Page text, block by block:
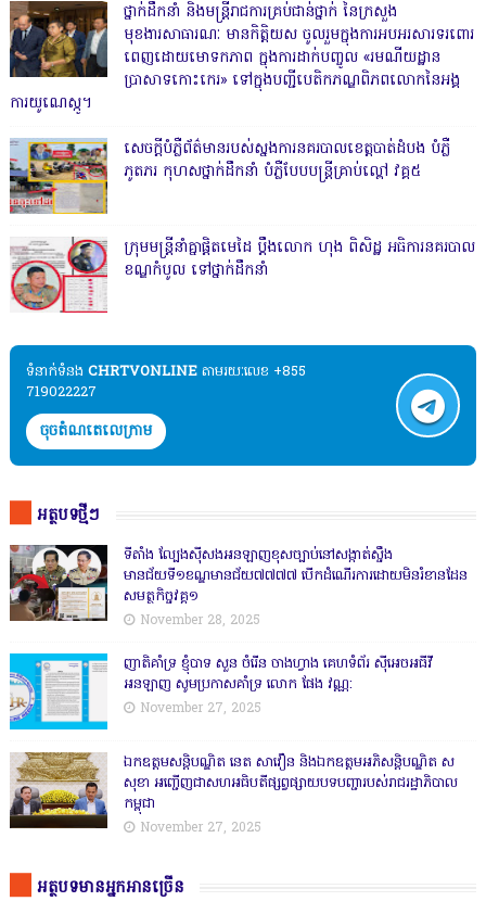
ថ្នាក់ដឹកនាំ និងមន្ត្រីរាជការគ្រប់ជាន់ថ្នាក់ នៃក្រសួង
មុខងារសាធារណៈ មានកិត្តិយស ចូលរួមក្នុងការអបអរសារទរពោរ
ពេញដោយមោទកភាព ក្នុងការដាក់បញ្ចូល «រមណីយដ្ឋាន
ប្រាសាទកោះកេរ» ទៅក្នុងបញ្ជីបេតិកភណ្ឌពិភពលោកនៃអង្គ
ការយូណេស្កូ។
សេចក្តីបំភ្លឺព័ត៌មានរបស់ស្នងការនគរបាលខេត្តបាត់ដំបង បំភ្លឺ
ភូតភរ កុហសថ្នាក់ដឹកនាំ បំភ្លឺបែបបន្ត្រីគ្រាប់ល្ពៅ វគ្គ៥
ក្រុមមន្ត្រីនាំគ្នាផ្ដិតមេដៃ ប្ដឹងលោក ហុង ពិសិដ្ឋ អធិការនគរបាល
ខណ្ឌកំបូល ទៅថ្នាក់ដឹកនាំ
ទំនាក់ទំនង​​ CHRTVONLINE តាមរយៈលេខ +855
719022227
ចុចតំណតេលេក្រាម
អត្ថបទថ្មីៗ
ទីតាំង ល្បែងស៊ីសងអនឡាញខុសច្បាប់នៅសង្កាត់សឹ្ចង
មានជ័យទី១ខណ្ឌមានជ័យ៧៧៧៧ បើកដំណើរការដោយមិនរំខានដែន
សមត្ថកិច្ចវគ្គ១
November 28, 2025
ញាតិគាំទ្រ ខ្ញុំបាទ សួន ចំរើន ចាងហ្វាង គេហទំព័រ ស៊ីអេចអធីវី
អនឡាញ សូមប្រកាសគាំទ្រ លោក ផែង វណ្ណ:
November 27, 2025
ឯកឧត្តមសន្តិបណ្ឌិត នេត សាវឿន និងឯកឧត្តមអភិសន្តិបណ្ឌិត ស
សុខា អញ្ជើញជាសហអធិបតីផ្សព្វផ្សាយបទបញ្ជារបស់រាជរដ្ឋាភិបាល
កម្ពុជា
November 27, 2025
អត្ថបទមានអ្នកអានច្រើន